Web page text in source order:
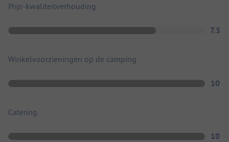
Prijs-kwaliteitverhouding
7.5
Winkelvoorzieningen op de camping
10
Catering
10